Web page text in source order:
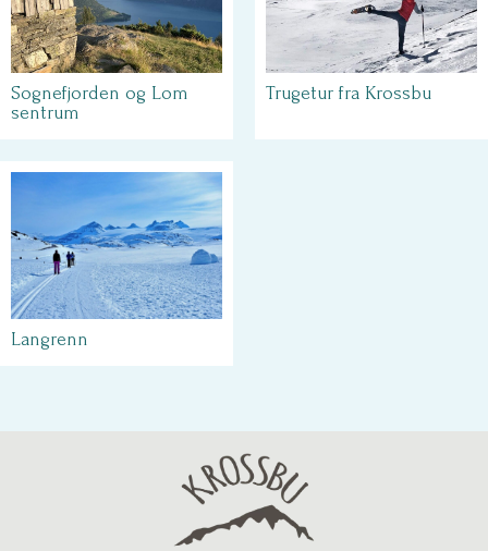
Sognefjorden og Lom
sentrum
Trugetur fra Krossbu
Langrenn